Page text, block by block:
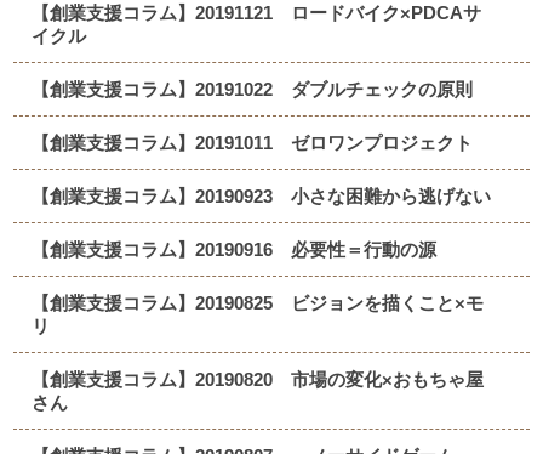
【創業支援コラム】20191121 ロードバイク×PDCAサ
イクル
【創業支援コラム】20191022 ダブルチェックの原則
【創業支援コラム】20191011 ゼロワンプロジェクト
【創業支援コラム】20190923 小さな困難から逃げない
【創業支援コラム】20190916 必要性＝行動の源
【創業支援コラム】20190825 ビジョンを描くこと×モ
リ
【創業支援コラム】20190820 市場の変化×おもちゃ屋
さん